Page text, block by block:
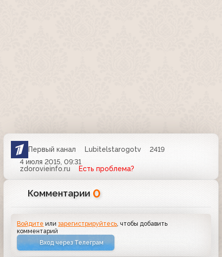
Первый канал Lubitelstarogotv
2419
4 июля 2015, 09:31
zdorovieinfo.ru
Есть проблема?
Комментарии 0
Войдите илизарегистрируйтесь , чтобы добавить
комментарий
Вход через Телеграм